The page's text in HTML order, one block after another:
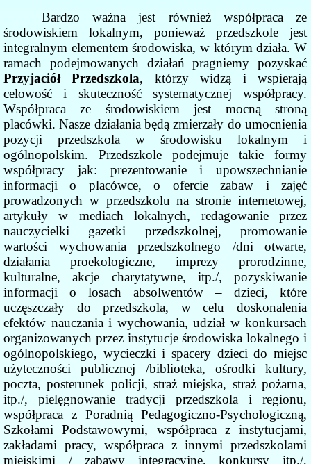
Bardzo ważna jest również współpraca ze
środowiskiem lokalnym, ponieważ przedszkole jest
integralnym elementem środowiska, w którym działa. W
ramach podejmowanych działań pragniemy pozyskać
Przyjaciół Przedszkola, którzy widzą i wspierają
celowość i skuteczność systematycznej współpracy.
Współpraca ze środowiskiem jest mocną stroną
placówki. Nasze działania będą zmierzały do umocnienia
pozycji przedszkola w środowisku lokalnym i
ogólnopolskim. Przedszkole podejmuje takie formy
współpracy jak: prezentowanie i upowszechnianie
informacji o placówce, o ofercie zabaw i zajęć
prowadzonych w przedszkolu na stronie internetowej,
artykuły w mediach lokalnych, redagowanie przez
nauczycielki gazetki przedszkolnej, promowanie
wartości wychowania przedszkolnego /dni otwarte,
działania proekologiczne, imprezy prorodzinne,
kulturalne, akcje charytatywne, itp./, pozyskiwanie
informacji o losach absolwentów – dzieci, które
uczęszczały do przedszkola, w celu doskonalenia
efektów nauczania i wychowania, udział w konkursach
organizowanych przez instytucje środowiska lokalnego i
ogólnopolskiego, wycieczki i spacery dzieci do miejsc
użyteczności publicznej /biblioteka, ośrodki kultury,
poczta, posterunek policji, straż miejska, straż pożarna,
itp./, pielęgnowanie tradycji przedszkola i regionu,
współpraca z Poradnią Pedagogiczno-Psychologiczną,
Szkołami Podstawowymi, współpraca z instytucjami,
zakładami pracy, współpraca z innymi przedszkolami
miejskimi / zabawy integracyjne, konkursy itp./,